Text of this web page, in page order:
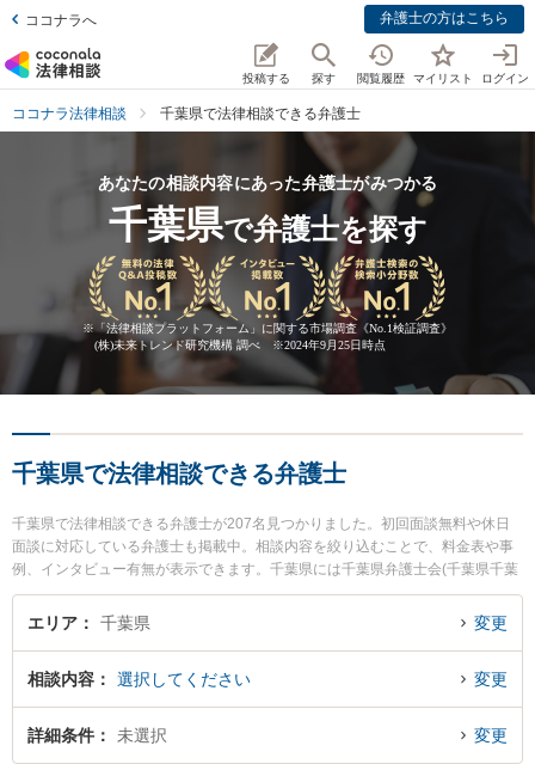
ココナラへ 弁護士の方はこちら
投稿する 探す 閲覧履歴 マイリスト ログイン
ココナラ法律相談 千葉県で法律相談できる弁護士
あなたの相談内容にあった弁護士がみつかる
千葉県で弁護士を探す
※「法律相談プラットフォーム」に関する市場調査《No.1検証調査》
(株)未来トレンド研究機構 調べ ※2024年9月25日時点
千葉県で法律相談できる弁護士
千葉県で法律相談できる弁護士が207名見つかりました。初回面談無料や休日
面談に対応している弁護士も掲載中。相談内容を絞り込むことで、料金表や事
例、インタビュー有無が表示できます。千葉県には千葉県弁護士会(千葉県千葉
市中央区中央4丁目)があります。弁護士の傾向として、行政・司法の中心で裁
判所、役所、法律相談センターなどが集積する弁護士会の近くに法律事務所を
安市)など主要駅の駅近くに弁護士事務所を構える弁護士も多くいます。したが
って弁護士検索をする際は単に自宅から近いというだけでなく、こういった都
道府県内の中心・主要エリアで弁護士検索すると選択肢の幅が広がるかもしれ
エリア 千葉県 変更
相談内容 選択してください 変更
詳細条件 未選択 変更